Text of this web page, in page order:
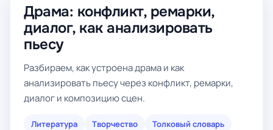
Драма: конфликт, ремарки,
диалог, как анализировать
пьесу
Разбираем, как устроена драма и как
анализировать пьесу через конфликт, ремарки,
диалог и композицию сцен.
Литература Творчество Толковый словарь